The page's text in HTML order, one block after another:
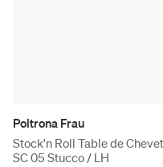
Poltrona Frau
Stock'n Roll Table de
SC 05 Stucco / LH